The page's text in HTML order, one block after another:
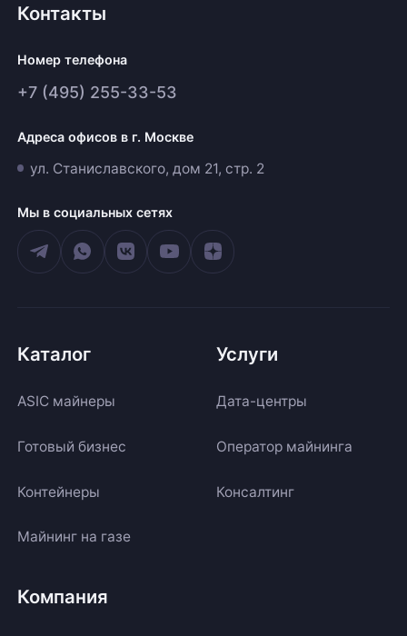
Контакты
Номер телефона
+7 (495) 255-33-53
Адреса офисов в г. Москве
ул. Станиславского, дом 21, стр. 2
Мы в социальных сетях
Каталог
ASIC майнеры
Готовый бизнес
Контейнеры
Майнинг на газе
Услуги
Дата-центры
Оператор майнинга
Консалтинг
Компания